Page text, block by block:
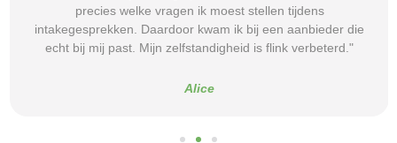
precies welke vragen ik moest stellen tijdens
intakegesprekken. Daardoor kwam ik bij een aanbieder die
echt bij mij past. Mijn zelfstandigheid is flink verbeterd."
Alice